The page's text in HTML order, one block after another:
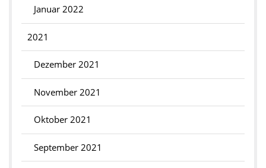
Januar 2022
2021
Dezember 2021
November 2021
Oktober 2021
September 2021